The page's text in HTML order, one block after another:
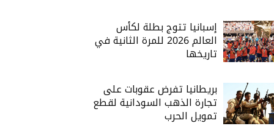
إسبانيا تتوج بطلة لكأس
العالم 2026 للمرة الثانية في
تاريخها
بريطانيا تفرض عقوبات على
تجارة الذهب السودانية لقطع
تمويل الحرب